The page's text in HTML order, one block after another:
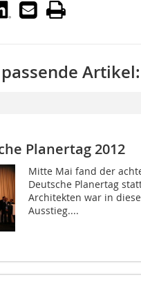
Artikel:
Planertag 2012
Mitte Mai fand der
Deutsche Planertag
Architekten war in
Ausstieg....